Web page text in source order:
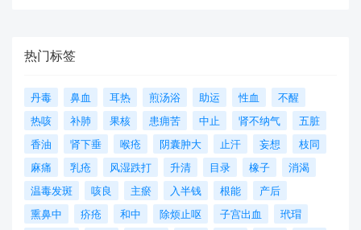
热门标签
丹毒 鼻血 耳热 煎汤浴 助运 性血
不醒
热咳
补肺 果核 患痈苦 中止 肾不纳气
五脏
香油
肾下垂 喉疮 阴囊肿大 止汗 妄想
枝同
麻痛
乳疮 风湿跌打 升清 目录 橡子
消渴
温毒发斑
咳良 主瘀 入半钱 根能
产后
熏鼻中
疥疮 和中 除烦止呕 子宫出血
玳瑁